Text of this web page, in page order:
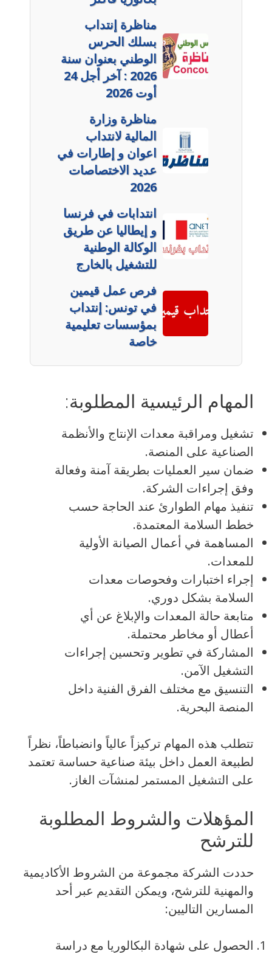
مناظرة إنتداب
بسلك الحرس
الوطني بعنوان سنة
2026 : آخر أجل 24
أوت 2026
مناظرة وزارة
المالية لانتداب
اعوان و إطارات في
عديد الاختصاصات
2026
انتدابات في فرنسا
و إيطاليا عن طريق
الوكالة الوطنية
للتشغيل بالخارج
فرص عمل قيمين
في تونس: إنتداب
بمؤسسات تعليمية
خاصة
المهام الرئيسية المطلوبة:
تشغيل ومراقبة معدات الإنتاج والأنظمة
الصناعية على المنصة.
ضمان سير العمليات بطريقة آمنة وفعالة
وفق إجراءات الشركة.
تنفيذ مهام الطوارئ عند الحاجة حسب
خطط السلامة المعتمدة.
المساهمة في أعمال الصيانة الأولية
للمعدات.
إجراء اختبارات وفحوصات معدات
السلامة بشكل دوري.
متابعة حالة المعدات والإبلاغ عن أي
أعطال أو مخاطر محتملة.
المشاركة في تطوير وتحسين إجراءات
التشغيل الآمن.
التنسيق مع مختلف الفرق الفنية داخل
المنصة البحرية.
تتطلب هذه المهام تركيزاً عالياً وانضباطاً، نظراً
لطبيعة العمل داخل بيئة صناعية حساسة تعتمد
على التشغيل المستمر لمنشآت الغاز.
المؤهلات والشروط المطلوبة
للترشح
حددت الشركة مجموعة من الشروط الأكاديمية
والمهنية للترشح، ويمكن التقديم عبر أحد
المسارين التاليين:
الحصول على شهادة البكالوريا مع دراسة